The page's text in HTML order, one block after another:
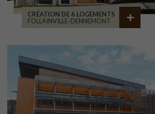
CRÉATION DE 6 LOGEMENTS
FOLLAINVILLE-DENNEMONT